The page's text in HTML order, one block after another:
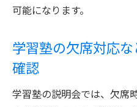
可能になります。
学習塾の欠席対応
確認
学習塾の説明会では、欠席